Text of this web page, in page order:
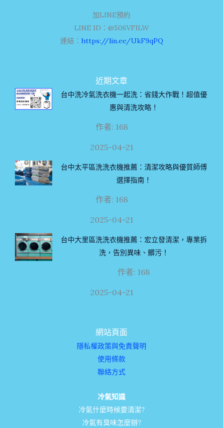
加LINE預約
LINE ID：@506VFILW
連結： https://lin.ee/UkF9qPQ
近期文章
台中洗冷氣洗衣機一起洗：省錢大作戰！超值優
惠與清洗攻略！
作者: 168
2025-04-21
台中太平區洗洗衣機推薦：清潔攻略與優質師傅
選擇指南！
作者: 168
2025-04-21
台中大里區洗洗衣機推薦：宏立發清潔，專業拆
洗，告別異味、髒污！
作者: 168
2025-04-21
網站頁面
隱私權政策與免責聲明
使用條款
聯絡方式
冷氣知識
冷氣什麼時候要清潔?
冷氣有臭味怎麼辦?